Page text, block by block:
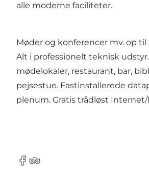
alle moderne faciliteter.
Møder og konferencer mv. op til
Alt i professionelt teknisk udstyr.
mødelokaler, restaurant, bar,
pejsestue. Fastinstallerede
plenum. Gratis trådløst
Facebook
Tripadvisor